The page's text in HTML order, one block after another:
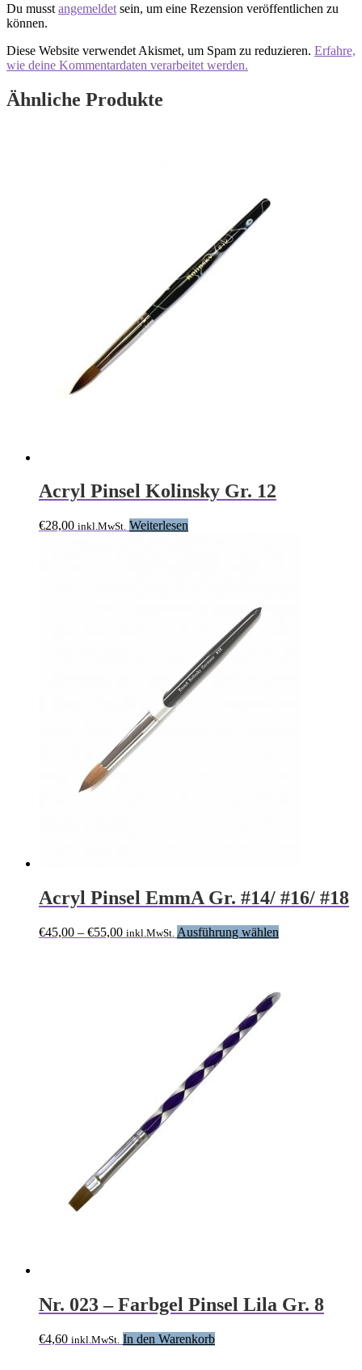
Du musst angemeldet sein, um eine Rezension veröffentlichen zu
können.
Diese Website verwendet Akismet, um Spam zu reduzieren. Erfahre,
wie deine Kommentardaten verarbeitet werden.
Ähnliche Produkte
Acryl Pinsel Kolinsky Gr. 12
€28,00 inkl.MwSt. Weiterlesen
Acryl Pinsel EmmA Gr. #14/ #16/ #18
€45,00 – €55,00Preisspanne:
inkl.MwSt. Ausführung wählen
Varianten
auf.
Nr. 023 – Farbgel Pinsel Lila Gr. 8
€4,60 inkl.MwSt. In den Warenkorb